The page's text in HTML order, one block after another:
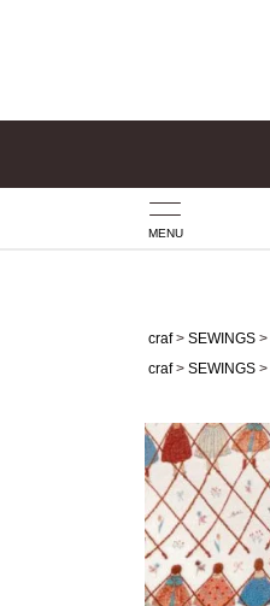
MENU
craf SEWINGS
craf
SEWINGS